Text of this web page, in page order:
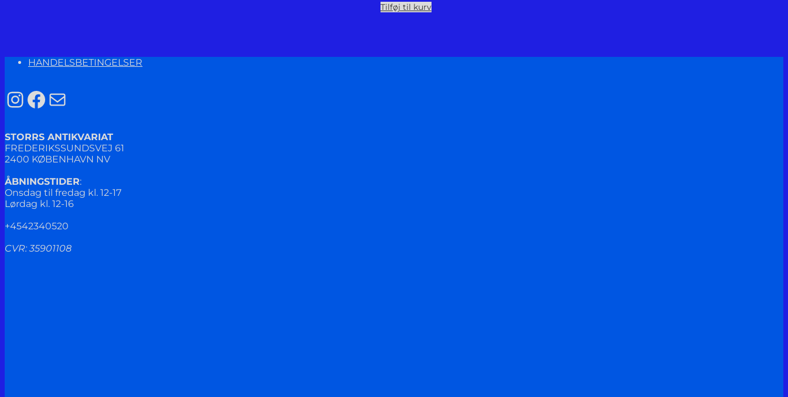
Tilføj til kurv
HANDELSBETINGELSER
Instagram
Facebook
Mail
STORRS ANTIKVARIAT
FREDERIKSSUNDSVEJ 61
2400 KØBENHAVN NV
ÅBNINGSTIDER:
Onsdag til fredag kl. 12-17
Lørdag kl. 12-16
+4542340520
CVR: 35901108